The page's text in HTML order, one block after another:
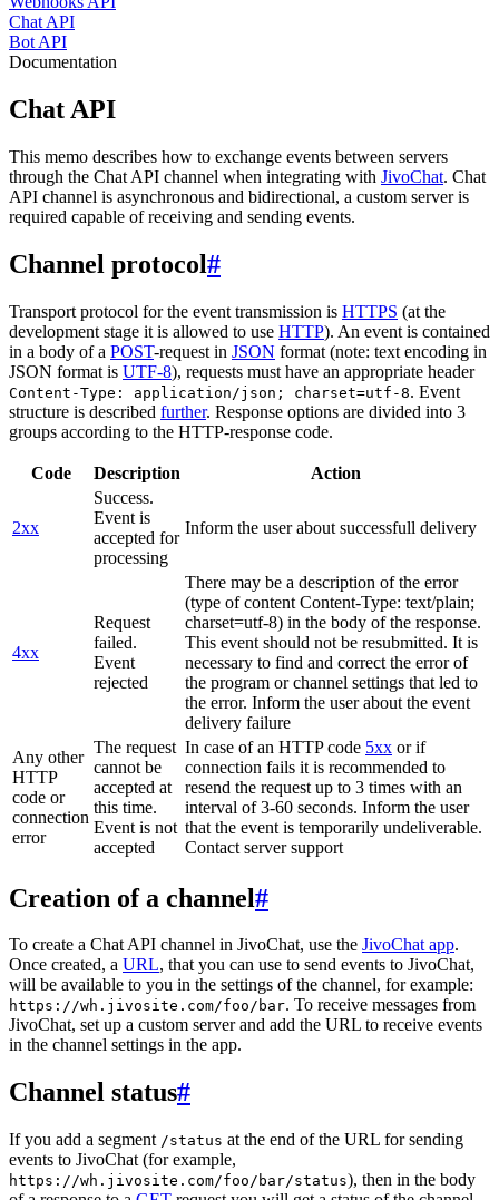
Chat API
Bot API
Documentation
Chat API
This memo describes how to exchange events between servers
through the Chat API channel when integrating with JivoChat. Chat
API channel is asynchronous and bidirectional, a custom server is
required capable of receiving and sending events.
Channel protocol#
Transport protocol for the event transmission is HTTPS (at the
development stage it is allowed to use HTTP). An event is contained
in a body of a POST-request in JSON format (note: text encoding in
JSON format is UTF-8), requests must have an appropriate header
Content-Type: application/json; charset=utf-8. Event
structure is described further. Response options are divided into 3
groups according to the HTTP-response code.
Code Description Action
2xx
Success.
Event is
accepted for
processing
Inform the user about successfull delivery
4xx
Request
failed.
Event
rejected
There may be a description of the error
(type of content Content-Type: text/plain;
charset=utf-8) in the body of the response.
This event should not be resubmitted. It is
necessary to find and correct the error of
the program or channel settings that led to
the error. Inform the user about the event
delivery failure
Any other
HTTP
code or
connection
error
The request
cannot be
accepted at
this time.
Event is not
accepted
In case of an HTTP code 5xx or if
connection fails it is recommended to
resend the request up to 3 times with an
interval of 3-60 seconds. Inform the user
that the event is temporarily undeliverable.
Contact server support
Creation of a channel#
To create a Chat API channel in JivoChat, use the JivoChat app.
Once created, a URL, that you can use to send events to JivoChat,
will be available to you in the settings of the channel, for example:
https://wh.jivosite.com/foo/bar. To receive messages from
JivoChat, set up a custom server and add the URL to receive events
in the channel settings in the app.
Channel status#
If you add a segment /status at the end of the URL for sending
events to JivoChat (for example,
https://wh.jivosite.com/foo/bar/status), then in the body